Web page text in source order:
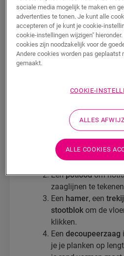
Het leggen van
eenvoudige kliksysteem
simpel en vereist niet
Om het werk echter
wat u nodig heeft om uw
Eenlintmeterom je
de lengte van de
bepalen.
Eenpotloodom
zaaglijnen te
Een hamer, een
stootblok om de
klikken.
Een decoupeerzaag
je je planken op
sociale media mogelijk te maken en
advertenties te tonen. Je kunt alle
accepteren of je kunt je cookie-
cookie-instellingen wijzigen"
cookies zijn noodzakelijk voor de
Andere cookies worden pas geplaatst
gemaakt.
COOKIE-
ALLES
ALLE COOKIES